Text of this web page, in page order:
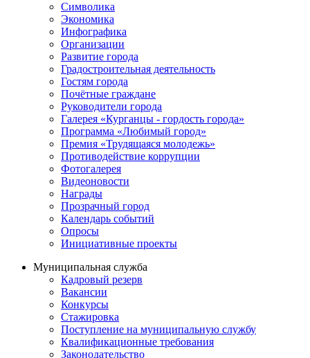
Символика
Экономика
Инфографика
Организации
Развитие города
Градостроительная деятельность
Гостям города
Почётные граждане
Руководители города
Галерея «Курганцы - гордость города»
Программа «Любимый город»
Премия «Трудящаяся молодежь»
Противодействие коррупции
Фотогалерея
Видеоновости
Награды
Прозрачный город
Календарь событий
Опросы
Инициативные проекты
Муниципальная служба
Кадровый резерв
Вакансии
Конкурсы
Стажировка
Поступление на муниципальную службу
Квалификационные требования
Законодательство